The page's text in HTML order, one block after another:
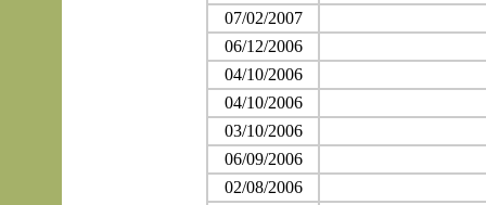
07/02/2007
06/12/2006
04/10/2006
04/10/2006
03/10/2006
06/09/2006
02/08/2006